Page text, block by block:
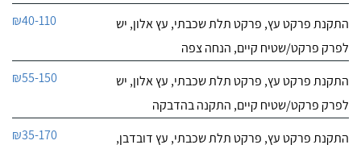
התקנת פרקט עץ, פרקט תלת שכבתי, עץ אלון, יש
לפרק פרקט/שטיח קיים, הנחה צפה
₪40-110
התקנת פרקט עץ, פרקט תלת שכבתי, עץ אלון, יש
לפרק פרקט/שטיח קיים, התקנה בהדבקה
₪55-150
התקנת פרקט עץ, פרקט תלת שכבתי, עץ דובדבן,
₪35-170